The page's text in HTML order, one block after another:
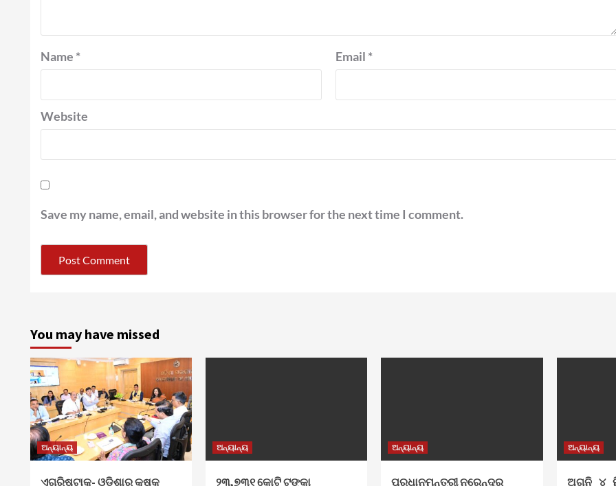
Name * Email *
Website
Save my name, email, and website in this browser for the next time I comment.
You may have missed
ଅନ୍ୟାନ୍ୟ
ଏଗ୍ରିଷ୍ଟାକ୍‌- ଓଡ଼ିଶାର କୃଷକ
ଅନ୍ୟାନ୍ୟ
୨୩,୭୩୧ କୋଟି ଟଙ୍କା
ଅନ୍ୟାନ୍ୟ
ପ୍ରଧାନମନ୍ତ୍ରୀ ନରେନ୍ଦ୍ର
ଅନ୍ୟାନ୍ୟ